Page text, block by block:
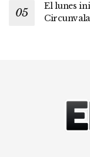
El lunes